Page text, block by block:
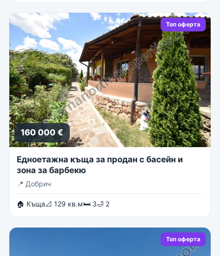
Топ оферта
160 000 €
Едноетажна къща за продан с басейн и
зона за барбекю
📍 Добрич
🏠 Къща📐 129 кв.м🛏 3🛁 2
Топ оферта